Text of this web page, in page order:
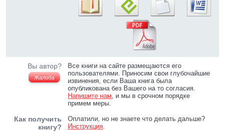
Вы автор?
Жалоба
Все книги на сайте размещаются его
пользователями. Приносим свои глубочайшие
извинения, если Ваша книга была
опубликована без Вашего на то согласия.
Напишите нам, и мы в срочном порядке
примем меры.
Как получить
книгу?
Оплатили, но не знаете что делать дальше?
Инструкция.